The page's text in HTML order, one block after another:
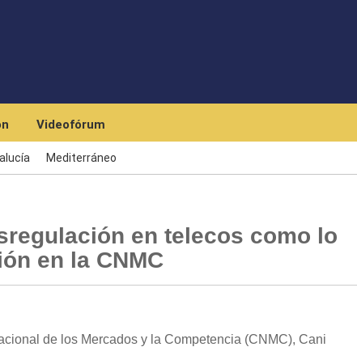
Videofórum
Mediterráneo
en telecos como lo
en la CNMC
de los Mercados y la Competencia (CNMC), Cani